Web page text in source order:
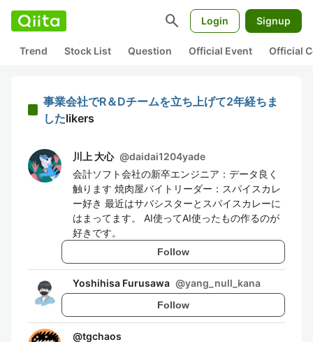
search Login Signup
Trend Stock List Question Official Event Official
事業会社でR＆Dチームを立ち上げて2年経ちま
したlikers
川上 大心 @daidai1204yade
会計ソフト会社の新卒エンジニア：データ良く
触ります 焼肉屋バイトリーダー：スパイスカレ
ー好き 最近はサバシスターとスパイスカレーに
はまってます。 AI使ってAI使ったもの作るのが
好きです。
Follow
Yoshihisa Furusawa @yang_null_kana
Follow
@tgchaos